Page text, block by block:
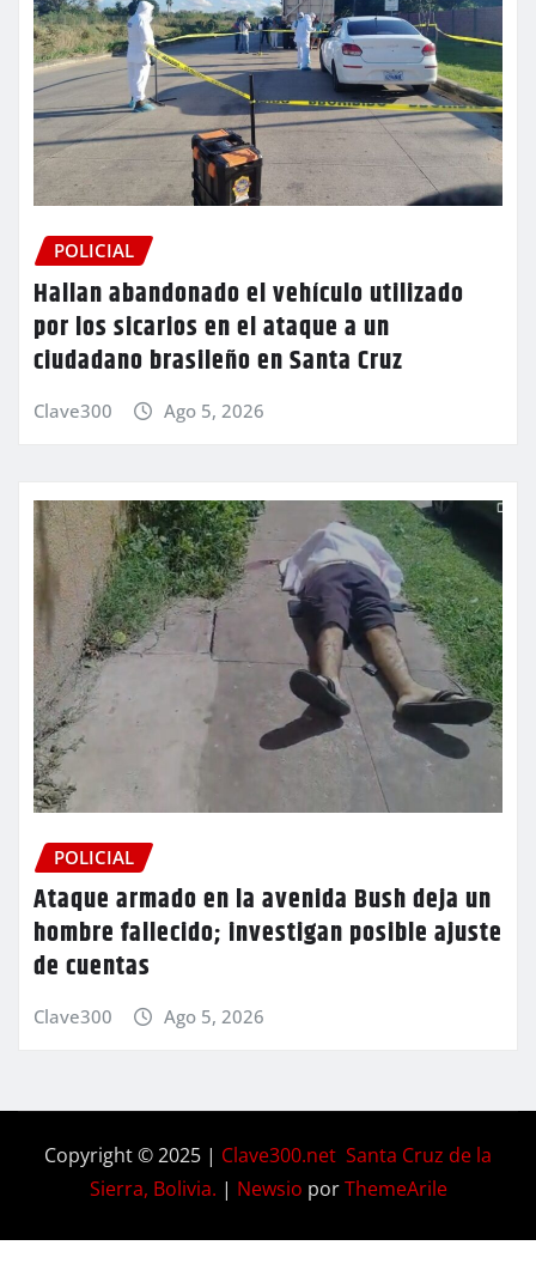
POLICIAL
Hallan abandonado el vehículo utilizado
por los sicarios en el ataque a un
ciudadano brasileño en Santa Cruz
Clave300 Ago 5, 2026
POLICIAL
Ataque armado en la avenida Bush deja un
hombre fallecido; investigan posible ajuste
de cuentas
Clave300 Ago 5, 2026
Copyright © 2025 | Clave300.net Santa Cruz de la
Sierra, Bolivia. | Newsio porThemeArile